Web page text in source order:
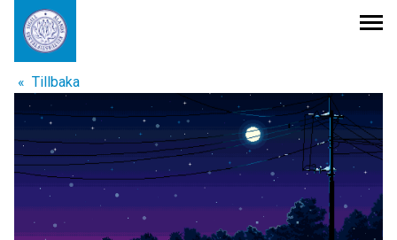
Publikationer
Internationella avtal
Stipendier och understöd
Tillbaka